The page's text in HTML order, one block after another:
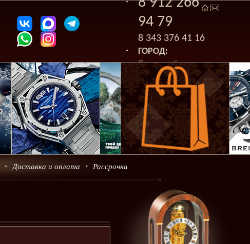
94 79
8 343 376 41 16
ГОРОД:
Екатеринбург
Доставка и оплата Рассрочка